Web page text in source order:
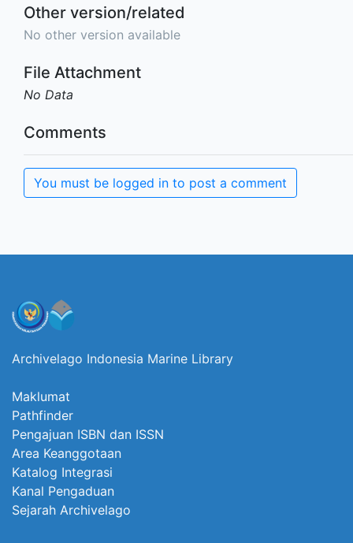
Other version/related
No other version available
File Attachment
No Data
Comments
You must be logged in to post a comment
Archivelago Indonesia Marine Library
Maklumat
Pathfinder
Pengajuan ISBN dan ISSN
Area Keanggotaan
Katalog Integrasi
Kanal Pengaduan
Sejarah Archivelago